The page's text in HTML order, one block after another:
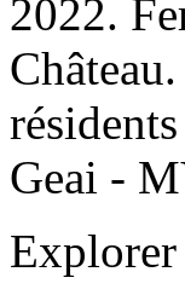
2022.
Geai -